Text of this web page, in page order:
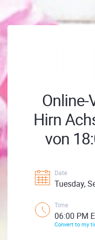
Online-
Hirn
von
Date
Tuesday,
Time
06:00 PM
Convert to my